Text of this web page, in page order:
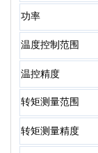
功率
温度控制范围
温控精度
转矩测量范围
转矩测量精度